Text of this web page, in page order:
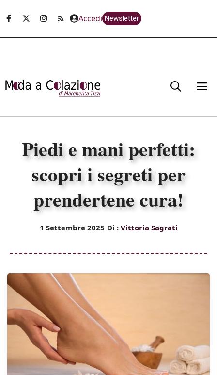
Accedi Newsletter
Piedi e mani perfetti:
scopri i segreti per
prendertene cura!
1 Settembre 2025 Di : Vittoria Sagrati